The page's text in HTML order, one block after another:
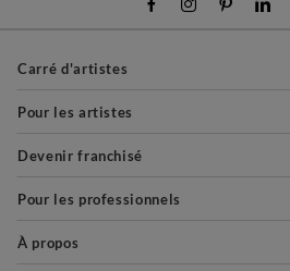
Carré d'artistes
Pour les artistes
Devenir franchisé
Pour les professionnels
À propos